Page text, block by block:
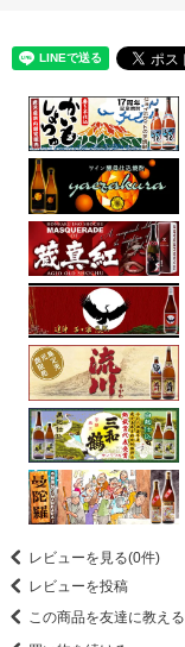
レビューを見る(0件)
レビューを投稿
この商品を友達に教える